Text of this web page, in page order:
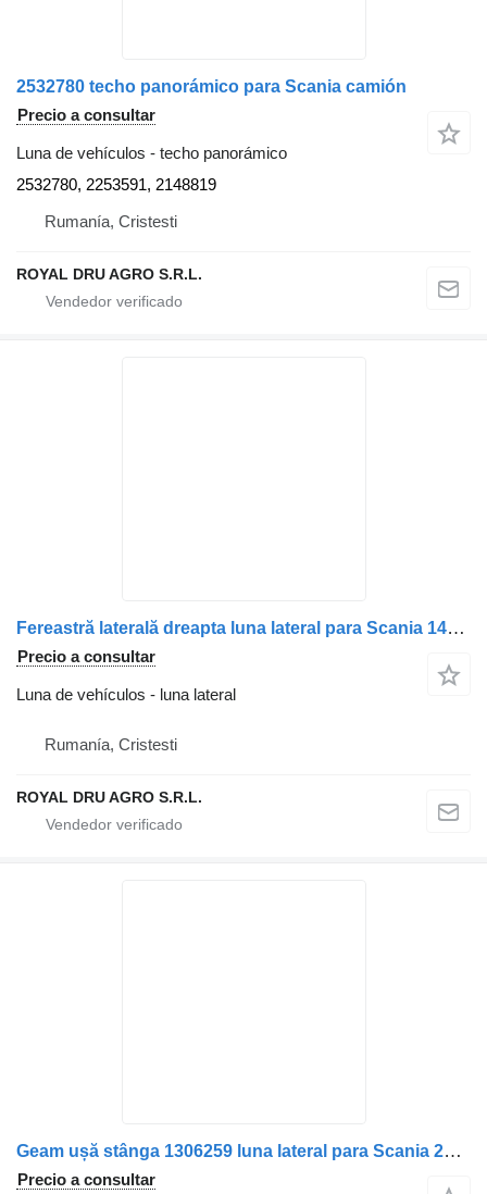
2532780 techo panorámico para Scania camión
Precio a consultar
Luna de vehículos - techo panorámico
2532780, 2253591, 2148819
Rumanía, Cristesti
ROYAL DRU AGRO S.R.L.
Fereastră laterală dreapta luna lateral para Scania 1446108 camión
Precio a consultar
Luna de vehículos - luna lateral
Rumanía, Cristesti
ROYAL DRU AGRO S.R.L.
Geam ușă stânga 1306259 luna lateral para Scania 26 camión
Precio a consultar